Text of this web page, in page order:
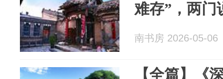
难存”，两门
南书房 2026-05-06
【全篇】《